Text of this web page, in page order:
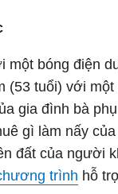
một bóng điện
(53 tuổi) với
gia đình bà
gì làm nấy
đất của người
trình hỗ